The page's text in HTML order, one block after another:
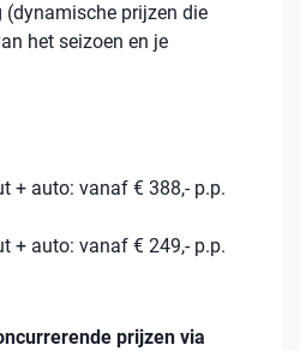
(dynamische prijzen die
het seizoen en je
+ auto: vanaf € 388,- p.p.
+ auto: vanaf € 249,- p.p.
prijzen via